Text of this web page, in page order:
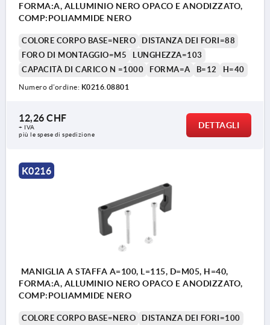
FORMA:A, ALLUMINIO NERO OPACO E ANODIZZATO,
COMP:POLIAMMIDE NERO
COLORE CORPO BASE=NERO
DISTANZA DEI FORI=88
FORO DI MONTAGGIO=M5
LUNGHEZZA=103
CAPACITÀ DI CARICO N =1000
FORMA=A B=12 H=40
Numero d’ordine: K0216.08801
12,26 CHF
+ IVA
più le spese di spedizione
DETTAGLI
K0216
MANIGLIA A STAFFA A=100, L=115, D=M05, H=40,
FORMA:A, ALLUMINIO NERO OPACO E ANODIZZATO,
COMP:POLIAMMIDE NERO
COLORE CORPO BASE=NERO DISTANZA DEI FORI=100